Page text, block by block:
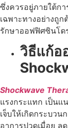
ซึ่งควรอยู่ภายใต้ก
เฉพาะทางอย่างถู
รักษาออฟฟิศซินโด
วิธีแก้อ
Shockwave
แรงกระแทก เป็นแ
เจ็บให้เกิดกระบวน
อาการปวดเมื่อย ล